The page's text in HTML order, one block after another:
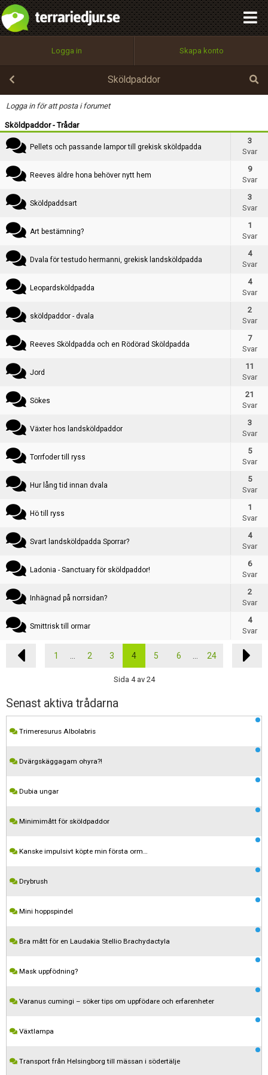
Logga in Skapa konto
Sköldpaddor
Logga in för att posta i forumet
Sköldpaddor - Trådar
Pellets och passande lampor till grekisk sköldpadda
3
Svar
Reeves äldre hona behöver nytt hem
9
Svar
Sköldpaddsart
3
Svar
Art bestämning?
1
Svar
Dvala för testudo hermanni, grekisk landsköldpadda
4
Svar
Leopardsköldpadda
4
Svar
sköldpaddor - dvala
2
Svar
Reeves Sköldpadda och en Rödörad Sköldpadda
7
Svar
Jord
11
Svar
Sökes
21
Svar
Växter hos landsköldpaddor
3
Svar
Torrfoder till ryss
5
Svar
Hur lång tid innan dvala
5
Svar
Hö till ryss
1
Svar
Svart landsköldpadda Sporrar?
4
Svar
Ladonia - Sanctuary för sköldpaddor!
6
Svar
Inhägnad på norrsidan?
2
Svar
Smittrisk till ormar
4
Svar
1 2 3 4 5 6 24
Sida 4 av 24
Senast aktiva trådarna
Trimeresurus Albolabris
Dvärgskäggagam ohyra?!
Dubia ungar
Minimimått för sköldpaddor
Kanske impulsivt köpte min första orm…
Drybrush
Mini hoppspindel
Bra mått för en Laudakia Stellio Brachydactyla
Mask uppfödning?
Varanus cumingi – söker tips om uppfödare och erfarenheter
Växtlampa
Transport från Helsingborg till mässan i södertälje
Kategori Utför
100%
OK
integritetspolicy
Namn:
Epost:
Användarnamn:
Lösenord:
Terms of Service
Begär nytt lösenord
Tillbaka till förstasidan